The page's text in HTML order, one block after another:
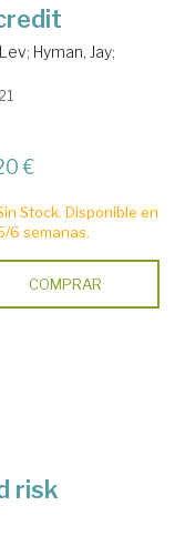
; Hyman, Jay;
€
Stock. Disponible en
6 semanas.
COMPRAR
risk